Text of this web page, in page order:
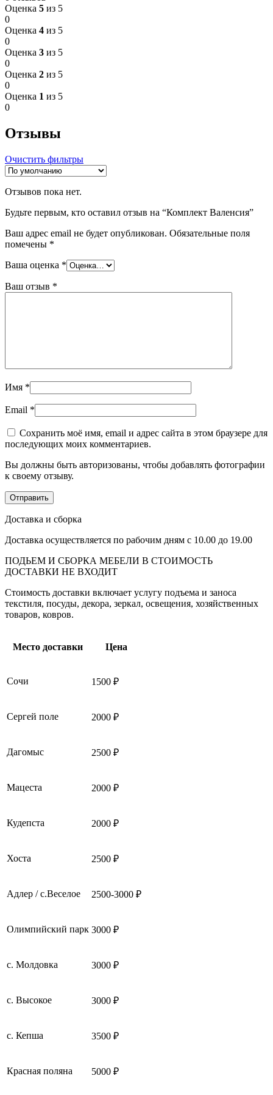
Оценка 5 из 5
0
Оценка 4 из 5
0
Оценка 3 из 5
0
Оценка 2 из 5
0
Оценка 1 из 5
0
Отзывы
Очистить фильтры
Отзывов пока нет.
Будьте первым, кто оставил отзыв на “Комплект Валенсия”
Ваш адрес email не будет опубликован. Обязательные поля
помечены *
Ваша оценка *
Ваш отзыв *
Имя *
Email *
Сохранить моё имя, email и адрес сайта в этом браузере для
последующих моих комментариев.
Вы должны быть авторизованы, чтобы добавлять фотографии
к своему отзыву.
Доставка и сборка
Доставка осуществляется по рабочим дням с 10.00 до 19.00
ПОДЬЕМ И СБОРКА МЕБЕЛИ В СТОИМОСТЬ
ДОСТАВКИ НЕ ВХОДИТ
Стоимость доставки включает услугу подъема и заноса
текстиля, посуды, декора, зеркал, освещения, хозяйственных
товаров, ковров.
Место доставки Цена
Сочи 1500 ₽
Сергей поле 2000 ₽
Дагомыс 2500 ₽
Мацеста 2000 ₽
Кудепста 2000 ₽
Хоста 2500 ₽
Адлер / с.Веселое 2500-3000 ₽
Олимпийский парк 3000 ₽
с. Молдовка 3000 ₽
с. Высокое 3000 ₽
с. Кепша 3500 ₽
Красная поляна 5000 ₽